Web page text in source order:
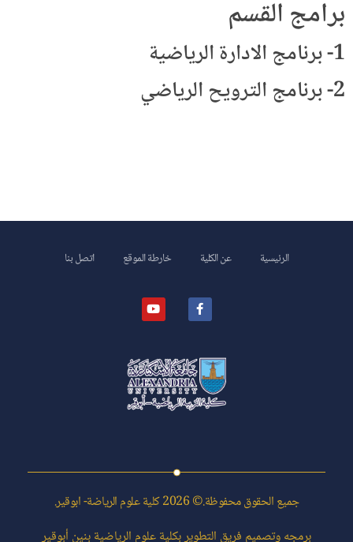
برامج القسم
1- برنامج الادارة الرياضية
2- برنامج الترويح الرياضي
الرئيسية عن الكلية خارطة الموقع اتصل بنا
جميع الحقوق محفوظة.© 2026 كلية علوم الرياضة- ابوقير.
برمجه وتصميم فريق التطوير بكلية علوم الرياضية بنين أبوقير